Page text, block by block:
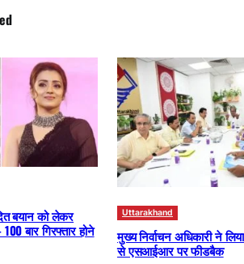
बयान को लेकर
बार गिरफ्तार होने
Uttarakhand
मुख्य निर्वाचन अधिकारी ने
से एसआईआर पर फीडबैक